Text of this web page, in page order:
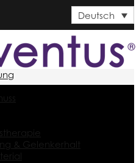
Deutsch
& Gelenkerhalt